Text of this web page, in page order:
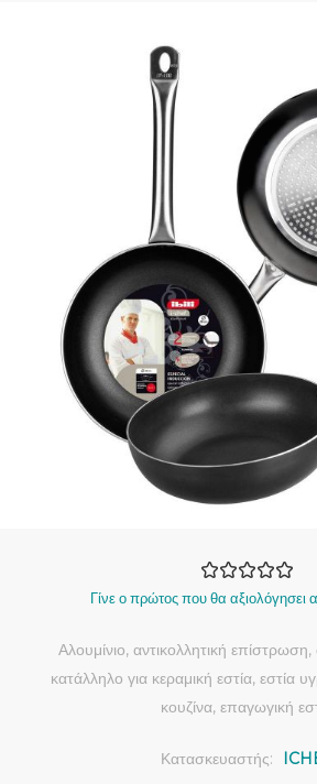
Γίνε ο πρώτος που θα αξιολόγησει
Αλουμίνιο, αντικολλητική
κατάλληλο για κεραμική εστία, εστία
κουζίνα, επαγωγική
Κατασκευαστής: